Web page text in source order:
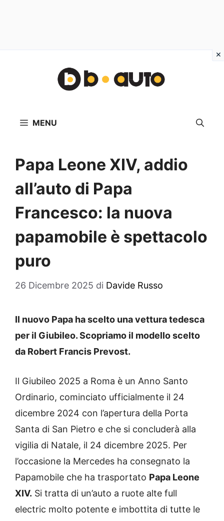
MENU
Papa Leone XIV, addio
all’auto di Papa
Francesco: la nuova
papamobile è spettacolo
puro
26 Dicembre 2025 di Davide Russo
Il nuovo Papa ha scelto una vettura tedesca
per il Giubileo. Scopriamo il modello scelto
da Robert Francis Prevost.
Il Giubileo 2025 a Roma è un Anno Santo
Ordinario, cominciato ufficialmente il 24
dicembre 2024 con l’apertura della Porta
Santa di San Pietro e che si concluderà alla
vigilia di Natale, il 24 dicembre 2025. Per
l’occasione la Mercedes ha consegnato la
Papamobile che ha trasportato Papa Leone
XIV. Si tratta di un’auto a ruote alte full
electric molto potente e imbottita di tutte le